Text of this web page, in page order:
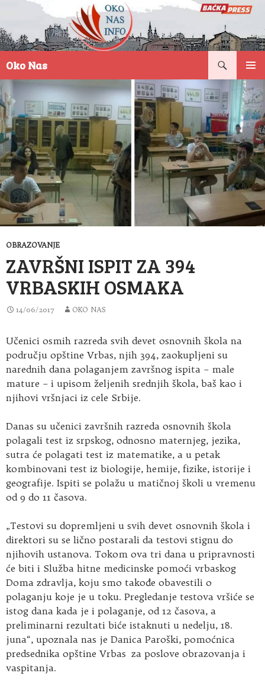
Oko Nas
NA
SADRŽAJ
OBRAZOVANJE
ZAVRŠNI ISPIT ZA 394
VRBASKIH OSMAKA
14/06/2017 OKO NAS
Učenici osmih razreda svih devet osnovnih škola na
području opštine Vrbas, njih 394, zaokupljeni su
narednih dana polaganjem završnog ispita – male
mature – i upisom željenih srednjih škola, baš kao i
njihovi vršnjaci iz cele Srbije.
Danas su učenici završnih razreda osnovnih škola
polagali test iz srpskog, odnosno maternjeg, jezika,
sutra će polagati test iz matematike, a u petak
kombinovani test iz biologije, hemije, fizike, istorije i
geografije. Ispiti se polažu u matičnoj školi u vremenu
od 9 do 11 časova.
„Testovi su dopremljeni u svih devet osnovnih škola i
direktori su se lično postarali da testovi stignu do
njihovih ustanova. Tokom ova tri dana u pripravnosti
će biti i Služba hitne medicinske pomoći vrbaskog
Doma zdravlja, koju smo takođe obavestili o
polaganju koje je u toku. Pregledanje testova vršiće se
istog dana kada je i polaganje, od 12 časova, a
preliminarni rezultati biće istaknuti u nedelju, 18.
juna“, upoznala nas je Danica Paroški, pomoćnica
predsednika opštine Vrbas za poslove obrazovanja i
vaspitanja.